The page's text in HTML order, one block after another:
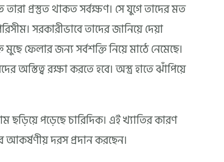
প্রস্তুত থাকত সর্বক্ষণ। সে যুগে তাদের মত
সরকারীভাবে তাদের জানিয়ে দেয়া
ফেলার জন্য সর্বশক্তি নিয়ে মাঠে নেমেছে।
অস্তিত্ব রক্ষা করতে হবে। অস্ত্র হাতে ঝাঁপিয়ে
পড়েছে চারিদিক। এই খ্যাতির কারণ
আকর্ষণীয় দরস প্রদান করছেন।